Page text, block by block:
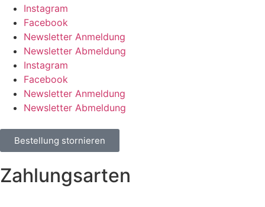
Instagram
Facebook
Newsletter Anmeldung
Newsletter Abmeldung
Instagram
Facebook
Newsletter Anmeldung
Newsletter Abmeldung
Bestellung stornieren
Zahlungsarten